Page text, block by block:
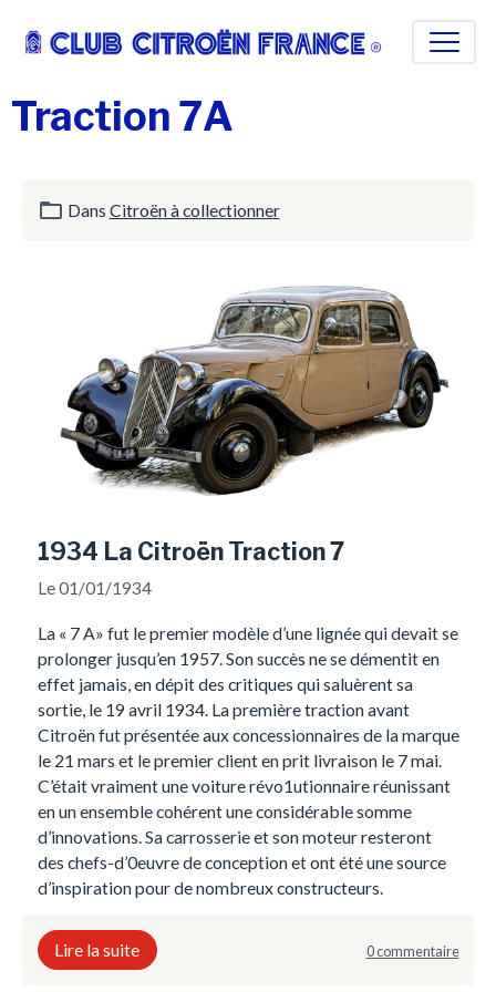
Traction 7A
Dans Citroën à collectionner
1934 La Citroën Traction 7
Le 01/01/1934
La « 7 A» fut le premier modèle d’une lignée qui devait se
prolonger jusqu’en 1957. Son succès ne se démentit en
effet jamais, en dépit des critiques qui saluèrent sa
sortie, le 19 avril 1934. La première traction avant
Citroën fut présentée aux concessionnaires de la marque
le 21 mars et le premier client en prit livraison le 7 mai.
C’était vraiment une voiture révo1utionnaire réunissant
en un ensemble cohérent une considérable somme
d’innovations. Sa carrosserie et son moteur resteront
des chefs-d’0euvre de conception et ont été une source
d’inspiration pour de nombreux constructeurs.
Lire la suite 0 commentaire